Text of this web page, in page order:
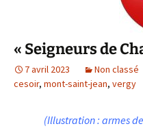
« Seigneurs de
7 avril 2023 Non classé
cesoir, mont-saint-jean, vergy
(Illustration : armes